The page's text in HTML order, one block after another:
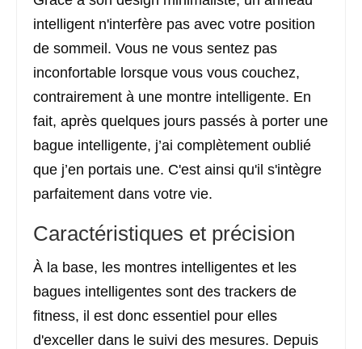
intelligent n'interfère pas avec votre position
de sommeil. Vous ne vous sentez pas
inconfortable lorsque vous vous couchez,
contrairement à une montre intelligente. En
fait, après quelques jours passés à porter une
bague intelligente, j’ai complètement oublié
que j’en portais une. C'est ainsi qu'il s'intègre
parfaitement dans votre vie.
Caractéristiques et précision
À la base, les montres intelligentes et les
bagues intelligentes sont des trackers de
fitness, il est donc essentiel pour elles
d'exceller dans le suivi des mesures. Depuis